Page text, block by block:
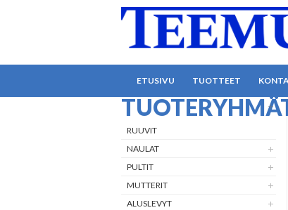
ETUSIVU TUOTTEET
RUUVIT
NAULAT
PULTIT
MUTTERIT
ALUSLEVYT